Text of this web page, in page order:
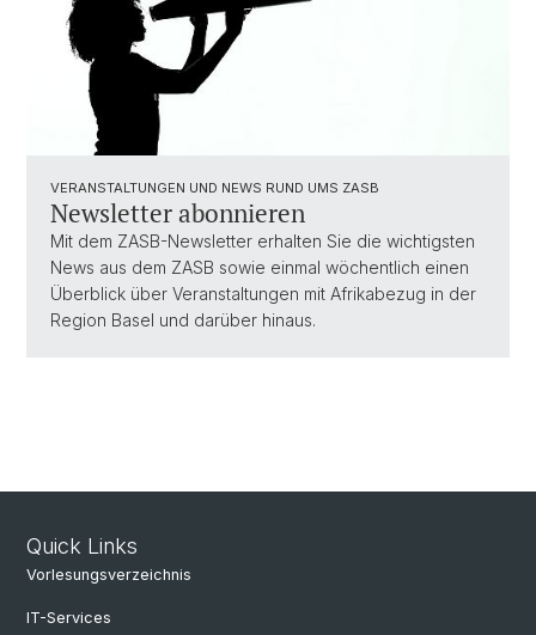
VERANSTALTUNGEN UND NEWS RUND UMS ZASB
Newsletter abonnieren
Mit dem ZASB-Newsletter erhalten Sie die wichtigsten
News aus dem ZASB sowie einmal wöchentlich einen
Überblick über Veranstaltungen mit Afrikabezug in der
Region Basel und darüber hinaus.
Quick Links
Vorlesungsverzeichnis
IT-Services